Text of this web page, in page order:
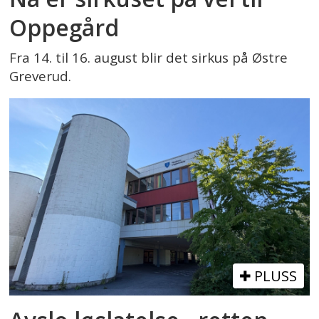
Sannsynligheten for kvelning er større
om du inntar gassen flere ganger rett
etter hverandre, eller om du tar store
doser (f.eks. bruker en plastpose eller
ekstra stor ballong).
Inntak av gassen rett fra beholderen
kan medføre frostskader.
Lystgass kombinert med alkohol øker
effekten av alkoholen, og gir dermed økt
risiko for skadelige bivirkninger og at du
mister kontroll.
Oppegård
Fra 14. til 16. august blir det sirkus på Østre
Greverud.
PLUSS